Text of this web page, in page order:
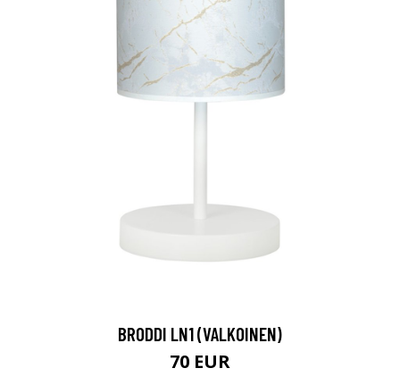
BRODDI LN1 (VALKOINEN)
70 EUR